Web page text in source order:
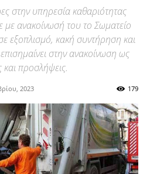
στην υπηρεσία καθαριότητας
ανακοίνωσή του το Σωματείο
εξοπλισμό, κακή συντήρηση και
στην ανακοίνωση ως
και προσλήψεις.
2023 179